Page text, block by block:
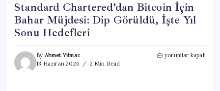
Standard Chartered’dan Bitcoin İçin
Bahar Müjdesi: Dip Görüldü, İşte Yıl
Sonu Hedefleri
By Ahmet Yılmaz
13 Haziran 2026
2 Min Read
Standard
yorumlar kapalı